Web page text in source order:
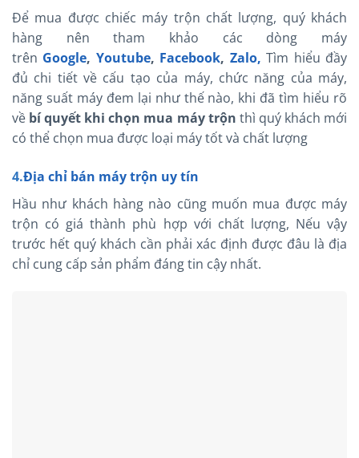
Để mua được chiếc máy trộn chất lượng, quý khách
hàng nên tham khảo các dòng máy
trên Google, Youtube, Facebook, Zalo, Tìm hiểu đầy
đủ chi tiết về cấu tạo của máy, chức năng của máy,
năng suất máy đem lại như thế nào, khi đã tìm hiểu rõ
về bí quyết khi chọn mua máy trộn thì quý khách mới
có thể chọn mua được loại máy tốt và chất lượng
4.Địa chỉ bán máy trộn uy tín
Hầu như khách hàng nào cũng muốn mua được máy
trộn có giá thành phù hợp với chất lượng, Nếu vậy
trước hết quý khách cần phải xác định được đâu là địa
chỉ cung cấp sản phẩm đáng tin cậy nhất.